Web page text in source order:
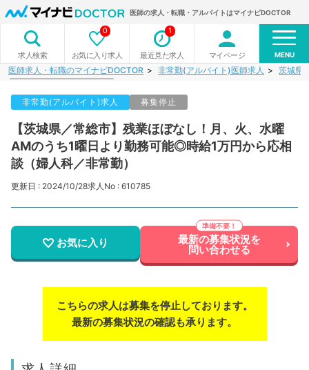
医師の求人・転職・アルバイトはマイナビDOCTOR
求人検索 お気に入り求人
0
最近見た求人
1
マイページ MENU
医師求人・転職のマイナビDOCTOR 非常勤(アルバイト)医師求人 茨城県
非常勤(アルバイト)求人 募集停止
【茨城県／常総市】残業ほぼなし！月、火、水曜
AMのうち1曜日より勤務可能◎時給1万円から応相
談（婦人科／非常勤）
更新日 : 2024/10/28求人No : 610785
お気に入り 最新の募集状況を
問い合わせる
こちらの求人は募集を停止しております。
最新の募集状況の確認も承ります。